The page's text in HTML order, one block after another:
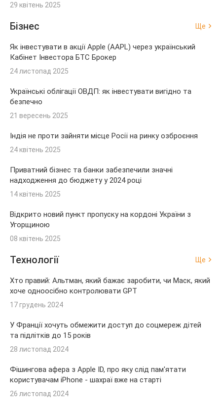
29 квітень 2025
Бізнес Ще
Як інвестувати в акції Apple (AAPL) через український
Кабінет Інвестора БТС Брокер
24 листопад 2025
Українські облігації ОВДП: як інвестувати вигідно та
безпечно
21 вересень 2025
Індія не проти зайняти місце Росії на ринку озброєння
24 квітень 2025
Приватний бізнес та банки забезпечили значні
надходження до бюджету у 2024 році
14 квітень 2025
Відкрито новий пункт пропуску на кордоні України з
Угорщиною
08 квітень 2025
Технології Ще
Хто правий: Альтман, який бажає заробити, чи Маск, який
хоче одноосібно контролювати GPT
17 грудень 2024
У Франції хочуть обмежити доступ до соцмереж дітей
та підлітків до 15 років
28 листопад 2024
Фішингова афера з Apple ID, про яку слід пам'ятати
користувачам iPhone - шахраї вже на старті
26 листопад 2024